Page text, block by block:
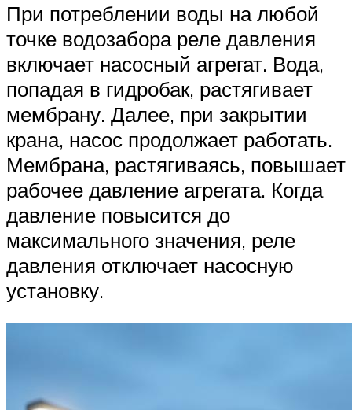
При потреблении воды на любой
точке водозабора реле давления
включает насосный агрегат. Вода,
попадая в гидробак, растягивает
мембрану. Далее, при закрытии
крана, насос продолжает работать.
Мембрана, растягиваясь, повышает
рабочее давление агрегата. Когда
давление повысится до
максимального значения, реле
давления отключает насосную
установку.